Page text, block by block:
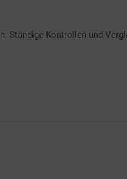
Ständige Kontrollen und